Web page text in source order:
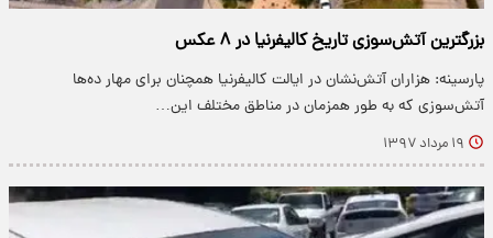
بزرگترین آتش‌سوزی تاریخ کالیفرنیا در ۸ عکس
پارسینه: هزاران آتش‌نشان در ایالت کالیفرنیا همچنان برای مهار ده‌ها
آتش‌سوزی که به طور همزمان در مناطق مختلف این…
۱۹ مرداد ۱۳۹۷